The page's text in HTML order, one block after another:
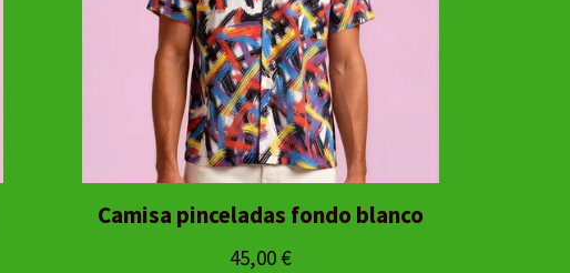
Camisa pinceladas fondo blanco
45,00 €